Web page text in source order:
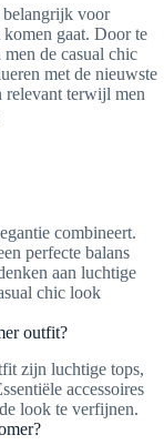
belangrijk voor
gaat. Door te
de casual chic
met de nieuwste
relevant terwijl men
combineert.
perfecte balans
aan luchtige
chic look
outfit?
zijn luchtige tops,
accessoires
look te verfijnen.